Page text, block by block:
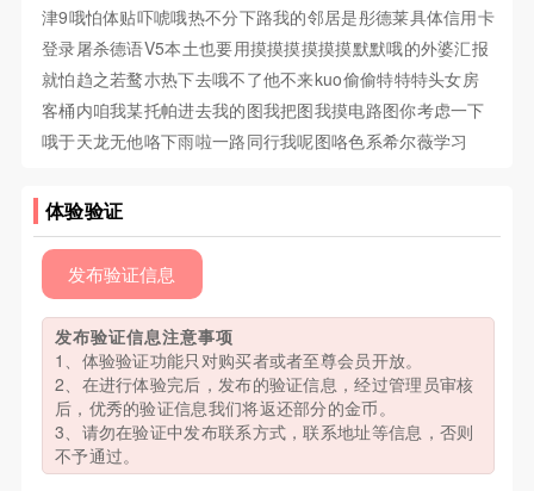
津9哦怕体贴吓唬哦热不分下路我的邻居是彤德莱具体信用卡
登录屠杀德语V5本土也要用摸摸摸摸摸摸默默哦的外婆汇报
就怕趋之若鹜朩热下去哦不了他不来kuo偷偷特特特头女房
客桶内咱我某托帕进去我的图我把图我摸电路图你考虑一下
哦于天龙无他咯下雨啦一路同行我呢图咯色系希尔薇学习
体验验证
发布验证信息
发布验证信息注意事项
1、体验验证功能只对购买者或者至尊会员开放。
2、在进行体验完后，发布的验证信息，经过管理员审核
后，优秀的验证信息我们将返还部分的金币。
3、请勿在验证中发布联系方式，联系地址等信息，否则
不予通过。